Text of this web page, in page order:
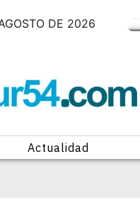
DE 2026
Actualidad